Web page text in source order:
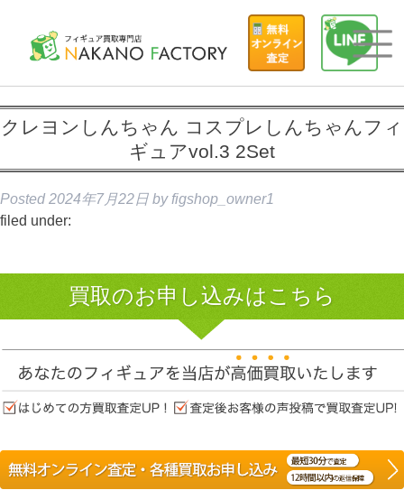
クレヨンしんちゃん コスプレしんちゃんフィ
ギュアvol.3 2Set
Posted 2024年7月22日 by figshop_owner1
filed under:
買取のお申し込みはこちら